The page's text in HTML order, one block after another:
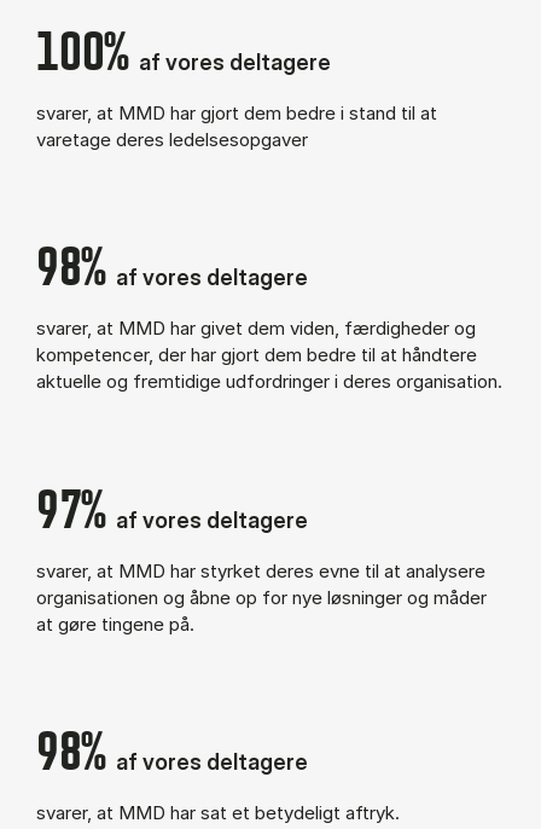
100% af vores deltagere
svarer, at MMD har gjort dem bedre i stand til at
varetage deres ledelsesopgaver
98% af vores deltagere
svarer, at MMD har givet dem viden, færdigheder og
kompetencer, der har gjort dem bedre til at håndtere
aktuelle og fremtidige udfordringer i deres organisation.
97% af vores deltagere
svarer, at MMD har styrket deres evne til at analysere
organisationen og åbne op for nye løsninger og måder
at gøre tingene på.
98% af vores deltagere
svarer, at MMD har sat et betydeligt aftryk.